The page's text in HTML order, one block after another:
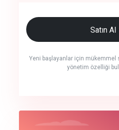
Satın Al
Yeni başlayanlar için mükemmel
yönetim özelliği
crm auto cync